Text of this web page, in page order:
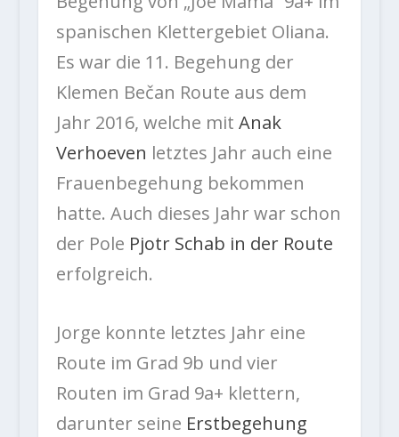
spanischen Klettergebiet Oliana.
Es war die 11. Begehung der
Klemen Bečan Route aus dem
Jahr 2016, welche mit Anak
Verhoeven letztes Jahr auch eine
Frauenbegehung bekommen
hatte. Auch dieses Jahr war schon
der Pole Pjotr Schab in der Route
erfolgreich.
Jorge konnte letztes Jahr eine
Route im Grad 9b und vier
Routen im Grad 9a+ klettern,
darunter seine Erstbegehung